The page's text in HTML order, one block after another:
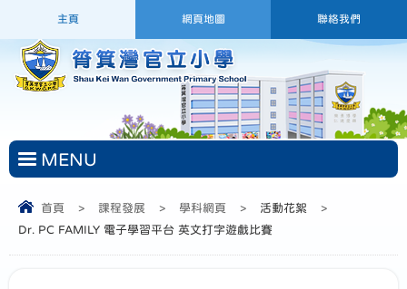
主頁 網頁地圖 聯絡我們
MENU
首頁 > 課程發展 > 學科網頁 > 活動花絮
>
Dr. PC FAMILY 電子學習平台 英文打字遊戲比賽